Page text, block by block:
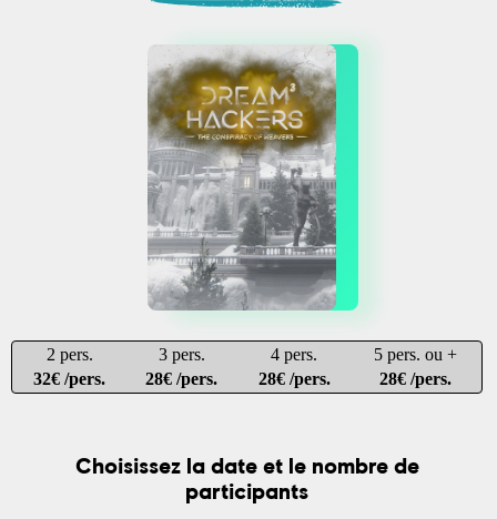
2 pers. 3 pers. 4 pers.
5 pers. ou +
32€ /pers.
28€ /pers. 28€ /pers. 28€ /pers.
Choisissez la date et le nombre de
participants